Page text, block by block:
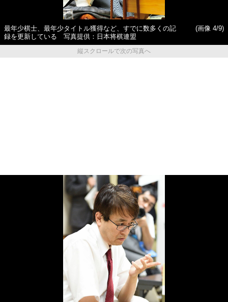
最年少棋士、最年少タイトル獲得など、すでに数多くの記
録を更新している 写真提供：日本将棋連盟
(画像 4/9)
縦スクロールで次の写真へ